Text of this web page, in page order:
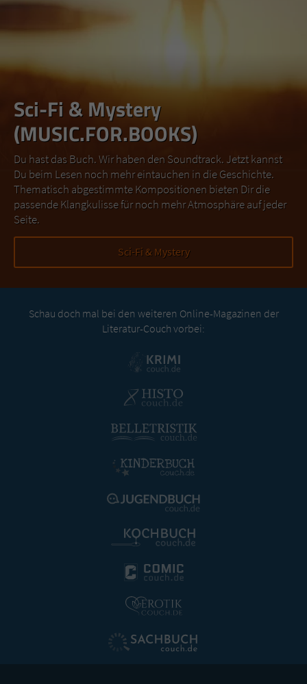
Sci-Fi & Mystery
(MUSIC.FOR.BOOKS)
Du hast das Buch. Wir haben den Soundtrack. Jetzt kannst
Du beim Lesen noch mehr eintauchen in die Geschichte.
Thematisch abgestimmte Kompositionen bieten Dir die
passende Klangkulisse für noch mehr Atmosphäre auf jeder
Seite.
Sci-Fi & Mystery
Schau doch mal bei den weiteren Online-Magazinen der
Literatur-Couch vorbei: